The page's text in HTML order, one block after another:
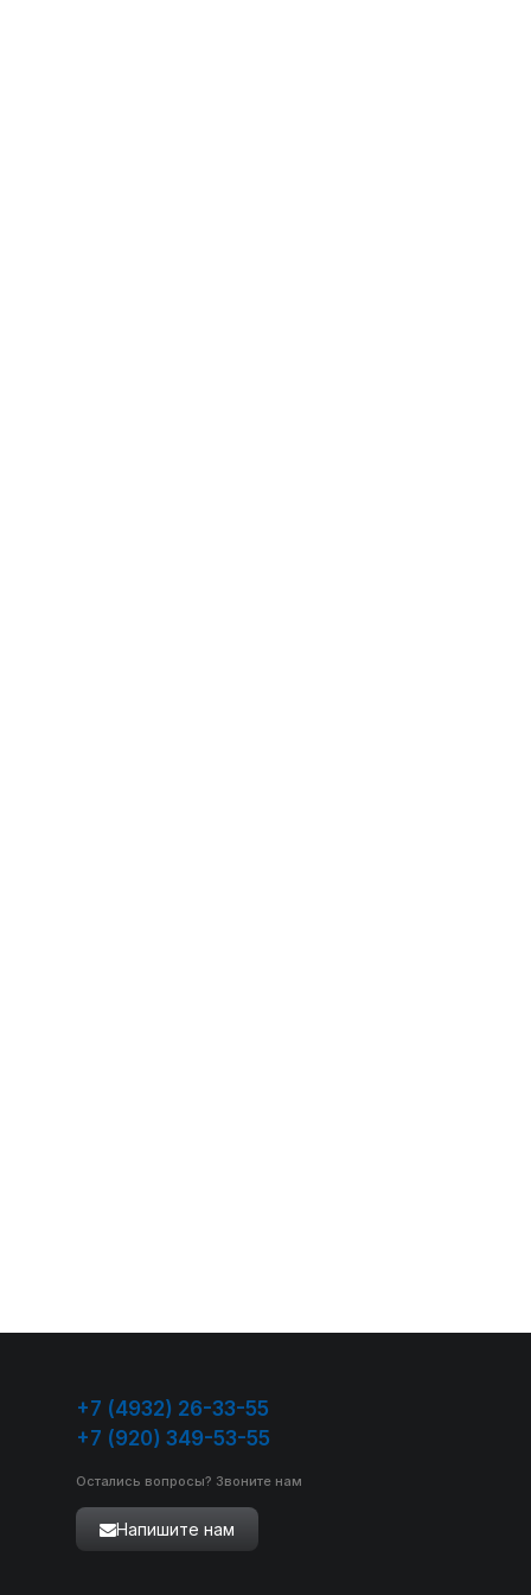
+7 (4932) 26-33-55
+7 (920) 349-53-55
Остались вопросы? Звоните нам
Напишите нам